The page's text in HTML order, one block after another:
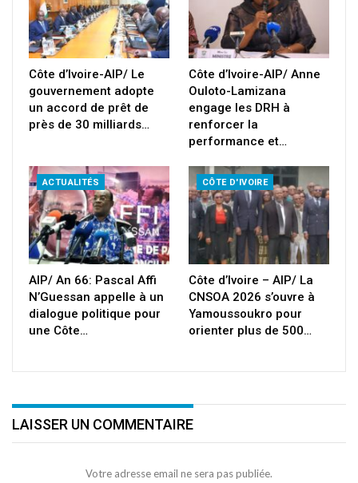
Côte d’Ivoire-AIP/ Le
gouvernement adopte
un accord de prêt de
près de 30 milliards…
Côte d’Ivoire-AIP/ Anne
Ouloto-Lamizana
engage les DRH à
renforcer la
performance et…
ACTUALITÉS
AIP/ An 66: Pascal Affi
N’Guessan appelle à un
dialogue politique pour
une Côte…
CÔTE D'IVOIRE
Côte d’Ivoire – AIP/ La
CNSOA 2026 s’ouvre à
Yamoussoukro pour
orienter plus de 500…
LAISSER UN COMMENTAIRE
Votre adresse email ne sera pas publiée.